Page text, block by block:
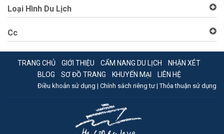
Loại Hình Du Lịch
Cc
TRANG CHỦ GIỚI THIỆU CẨM NANG DU LỊCH
NHẬN XÉT
BLOG
SƠ ĐỒ TRANG KHUYẾN MẠI LIÊN HỆ
Điều khoản sử dụng | Chính sách riêng tư |Thỏa thuận sử dụng